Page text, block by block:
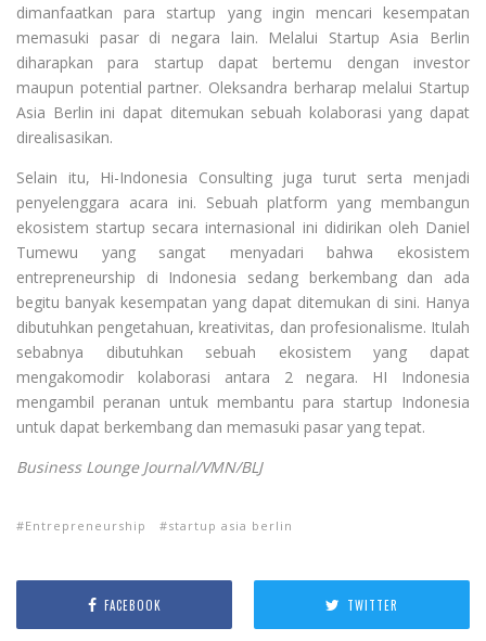
dimanfaatkan para startup yang ingin mencari kesempatan
memasuki pasar di negara lain. Melalui Startup Asia Berlin
diharapkan para startup dapat bertemu dengan investor
maupun potential partner. Oleksandra berharap melalui Startup
Asia Berlin ini dapat ditemukan sebuah kolaborasi yang dapat
direalisasikan.
Selain itu, Hi-Indonesia Consulting juga turut serta menjadi
penyelenggara acara ini. Sebuah platform yang membangun
ekosistem startup secara internasional ini didirikan oleh Daniel
Tumewu yang sangat menyadari bahwa ekosistem
entrepreneurship di Indonesia sedang berkembang dan ada
begitu banyak kesempatan yang dapat ditemukan di sini. Hanya
dibutuhkan pengetahuan, kreativitas, dan profesionalisme. Itulah
sebabnya dibutuhkan sebuah ekosistem yang dapat
mengakomodir kolaborasi antara 2 negara. HI Indonesia
mengambil peranan untuk membantu para startup Indonesia
untuk dapat berkembang dan memasuki pasar yang tepat.
Business Lounge Journal/VMN/BLJ
Entrepreneurship startup asia berlin
FACEBOOK TWITTER